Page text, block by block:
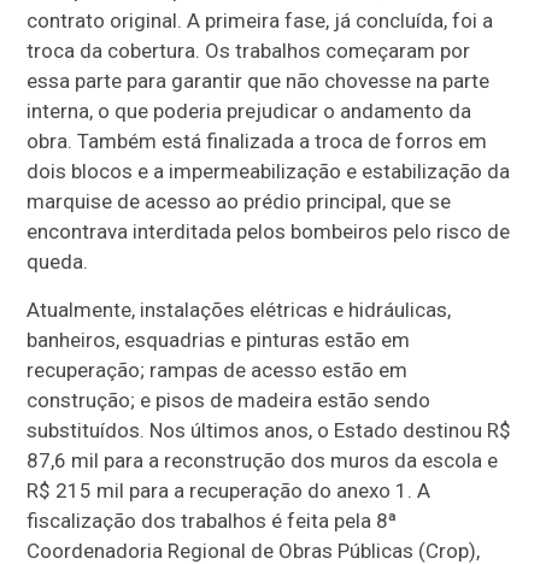
contrato original. A primeira fase, já concluída, foi a
troca da cobertura. Os trabalhos começaram por
essa parte para garantir que não chovesse na parte
interna, o que poderia prejudicar o andamento da
obra. Também está finalizada a troca de forros em
dois blocos e a impermeabilização e estabilização da
marquise de acesso ao prédio principal, que se
encontrava interditada pelos bombeiros pelo risco de
queda.
Atualmente, instalações elétricas e hidráulicas,
banheiros, esquadrias e pinturas estão em
recuperação; rampas de acesso estão em
construção; e pisos de madeira estão sendo
substituídos. Nos últimos anos, o Estado destinou R$
87,6 mil para a reconstrução dos muros da escola e
R$ 215 mil para a recuperação do anexo 1. A
fiscalização dos trabalhos é feita pela 8ª
Coordenadoria Regional de Obras Públicas (Crop),